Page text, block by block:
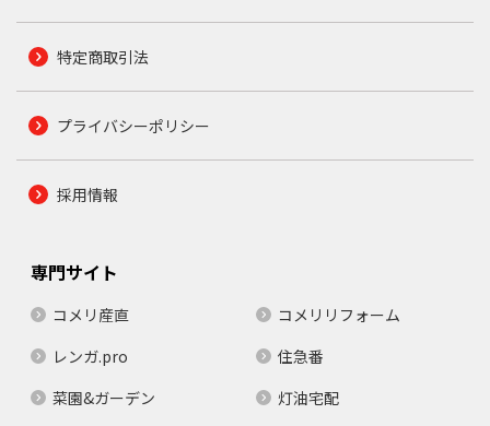
特定商取引法
プライバシーポリシー
採用情報
専門サイト
コメリ産直
コメリリフォーム
レンガ.pro
住急番
菜園&ガーデン
灯油宅配